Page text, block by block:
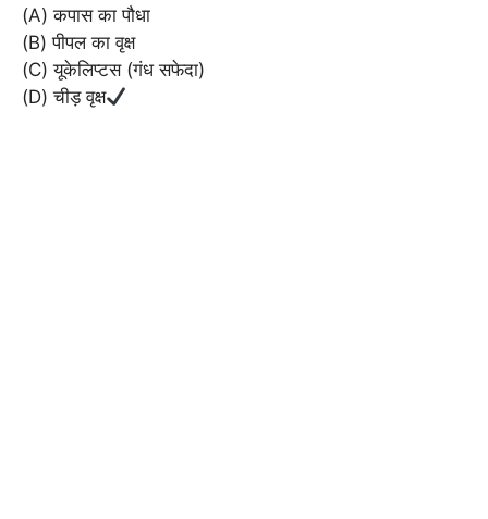
(A) कपास का पौधा
(B) पीपल का वृक्ष
(C) यूकेलिप्टस (गंध सफेदा)
(D) चीड़ वृक्ष